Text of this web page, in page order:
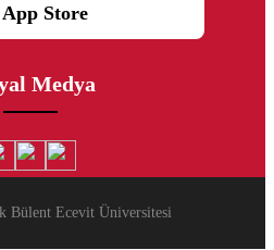
App Store
Medya
Bülent Ecevit Üniversitesi